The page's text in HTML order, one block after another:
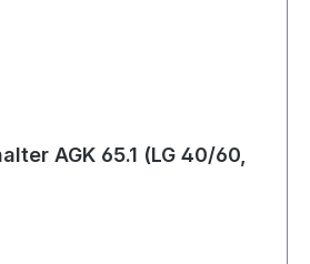
AGK 65.1 (LG 40/60,